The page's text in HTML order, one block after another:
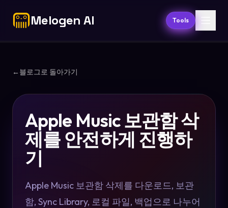
Melogen AI Tools
←블로그로 돌아가기
Apple Music 보관함 삭
제를 안전하게 진행하
기
Apple Music 보관함 삭제를 다운로드, 보관
함, Sync Library, 로컬 파일, 백업으로 나누어